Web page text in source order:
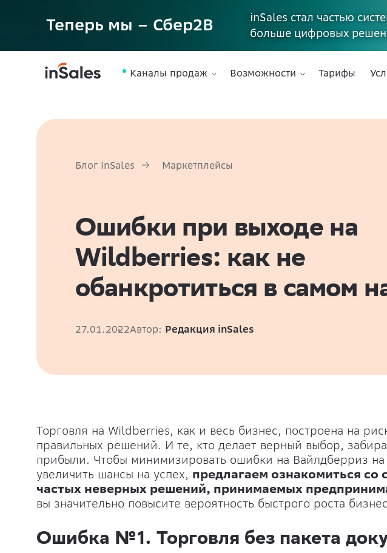
Теперь мы – Сбер2B
inSales стал частью
больше цифровых
Каналы продаж Возможности Тарифы
Блог inSales Маркетплейсы
Ошибки при выходе на
Wildberries: как не
обанкротиться в самом
27.01.2022Автор: Редакция inSales
Торговля на Wildberries, как и весь бизнес, построена на
правильных решений. И те, кто делает верный выбор,
прибыли. Чтобы минимизировать ошибки на Вайлдберриз на
увеличить шансы на успех, предлагаем ознакомиться со
частых неверных решений, принимаемых
вы значительно повысите вероятность быстрого роста
Ошибка №1. Торговля без пакета